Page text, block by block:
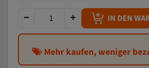
IN DEN
Mehr kaufen, weniger